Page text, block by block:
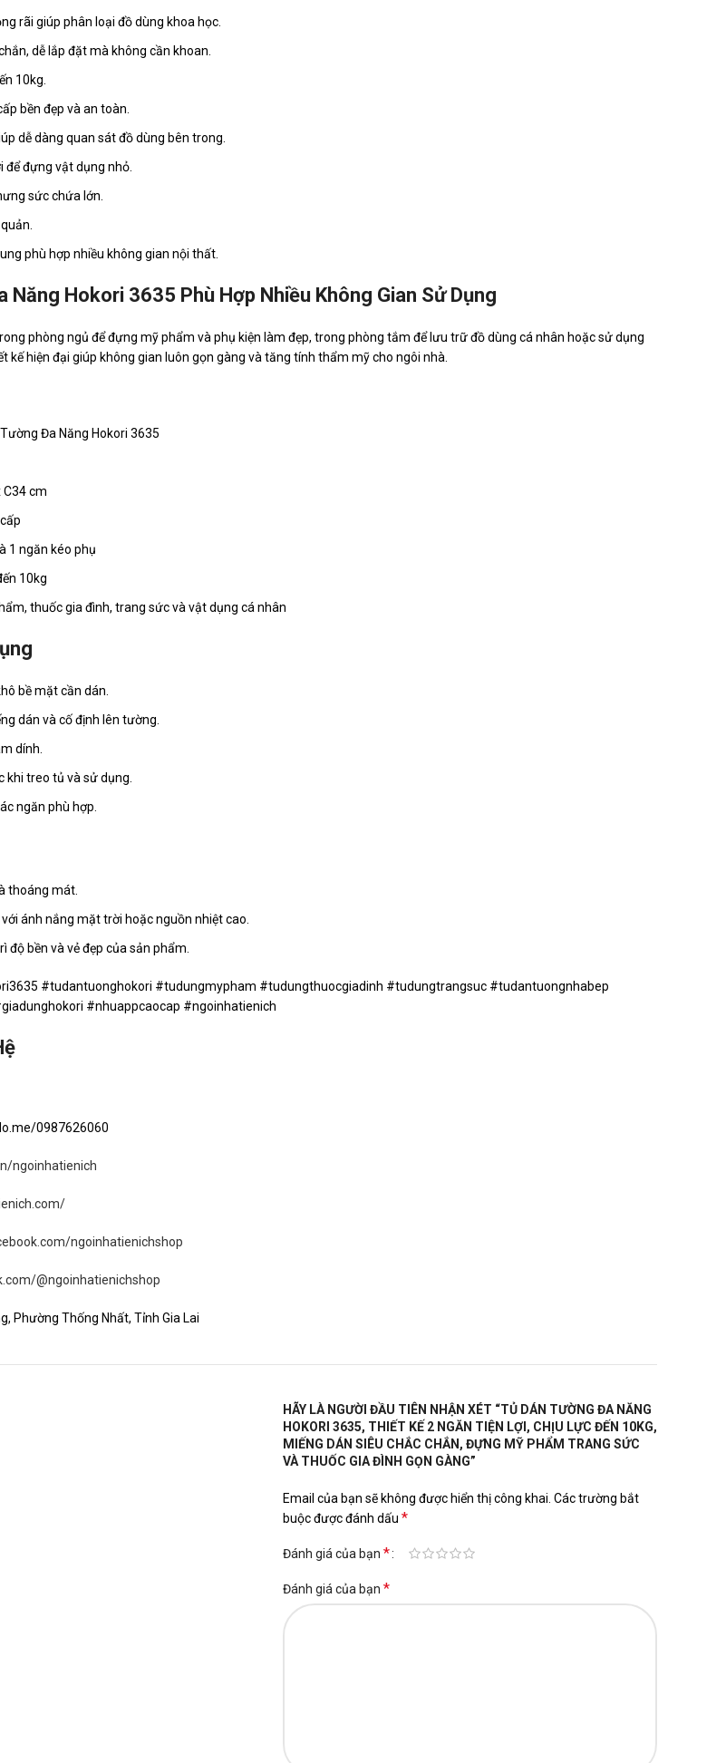
rãi giúp phân loại đồ dùng khoa học.
dễ lắp đặt mà không cần khoan.
10kg.
bền đẹp và an toàn.
dễ dàng quan sát đồ dùng bên trong.
để đựng vật dụng nhỏ.
sức chứa lớn.
phù hợp nhiều không gian nội thất.
Năng Hokori 3635 Phù Hợp Nhiều Không Gian Sử Dụng
phòng ngủ để đựng mỹ phẩm và phụ kiện làm đẹp, trong phòng tắm để lưu trữ đồ dùng cá nhân hoặc sử dụng
kế hiện đại giúp không gian luôn gọn gàng và tăng tính thẩm mỹ cho ngôi nhà.
Đa Năng Hokori 3635
C34 cm
1 ngăn kéo phụ
10kg
thuốc gia đình, trang sức và vật dụng cá nhân
bề mặt cần dán.
dán và cố định lên tường.
dính.
khi treo tủ và sử dụng.
ngăn phù hợp.
thoáng mát.
ánh nắng mặt trời hoặc nguồn nhiệt cao.
độ bền và vẻ đẹp của sản phẩm.
#tudantuonghokori #tudungmypham #tudungthuocgiadinh #tudungtrangsuc #tudantuongnhabep
#nhuappcaocap #ngoinhatienich
0987626060
ngoinhatienich
ngoinhatienichshop
@ngoinhatienichshop
Phường Thống Nhất, Tỉnh Gia Lai
HÃY LÀ NGƯỜI ĐẦU TIÊN NHẬN XÉT “TỦ DÁN TƯỜNG ĐA NĂNG
HOKORI 3635, THIẾT KẾ 2 NGĂN TIỆN LỢI, CHỊU LỰC ĐẾN 10KG,
MIẾNG DÁN SIÊU CHẮC CHẮN, ĐỰNG MỸ PHẨM TRANG SỨC
VÀ THUỐC GIA ĐÌNH GỌN GÀNG”
Email của bạn sẽ không được hiển thị công khai. Các trường bắt
buộc được đánh dấu *
Đánh giá của bạn *
Đánh giá của bạn *